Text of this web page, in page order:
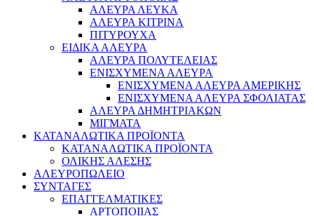
ΑΛΕΥΡΑ ΛΕΥΚΑ
ΑΛΕΥΡΑ ΚΙΤΡΙΝΑ
ΠΙΤΥΡΟΥΧΑ
ΕΙΔΙΚΑ ΑΛΕΥΡΑ
ΑΛΕΥΡΑ ΠΟΛΥΤΕΛΕΙΑΣ
ΕΝΙΣΧΥΜΕΝΑ ΑΛΕΥΡΑ
ΕΝΙΣΧΥΜΕΝΑ ΑΛΕΥΡΑ ΑΜΕΡΙΚΗΣ
ΕΝΙΣΧΥΜΕΝΑ ΑΛΕΥΡΑ ΣΦΟΛΙΑΤΑΣ
ΑΛΕΥΡΑ ΔΗΜΗΤΡΙΑΚΩΝ
ΜΙΓΜΑΤΑ
ΚΑΤΑΝΑΛΩΤΙΚΑ ΠΡΟΪΟΝΤΑ
ΚΑΤΑΝΑΛΩΤΙΚΑ ΠΡΟΪΟΝΤΑ
ΟΛΙΚΗΣ ΑΛΕΣΗΣ
ΑΛΕΥΡΟΠΩΛΕΙΟ
ΣΥΝΤΑΓΕΣ
ΕΠΑΓΓΕΛΜΑΤΙΚΕΣ
ΑΡΤΟΠΟΙΙΑΣ